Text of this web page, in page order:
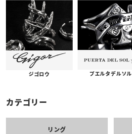
ジゴロウ プエルタデルソル
カテゴリー
リング